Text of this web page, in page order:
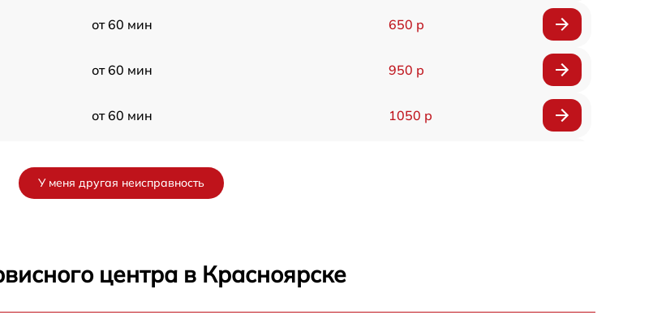
от 60 мин 650 р
от 60 мин 950 р
от 60 мин 1050 р
У меня другая неисправность
центра в Красноярске